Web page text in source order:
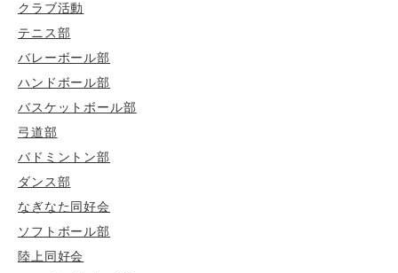
クラブ活動
テニス部
バレーボール部
ハンドボール部
バスケットボール部
弓道部
バドミントン部
ダンス部
なぎなた同好会
ソフトボール部
陸上同好会